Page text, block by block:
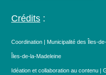
Crédits :
Coordination | Municipalité des Îles-
Îles-de-la-Madeleine
Idéation et collaboration au contenu |